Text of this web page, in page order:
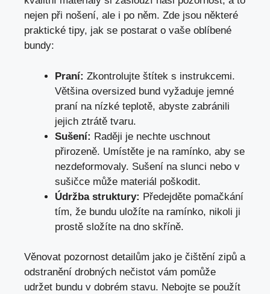
nejen při nošení, ale i po něm. Zde jsou některé
praktické tipy, jak se ⁣postarat o vaše oblíbené
bundy:
Praní: Zkontrolujte štítek s instrukcemi.
Většina oversized bund vyžaduje jemné
praní na nízké teplotě, abyste‌ zabránili
jejich ztrátě tvaru.
Sušení: Raději je nechte uschnout
přirozeně. Umístěte je na ramínko, aby se
nezdeformovaly. Sušení na slunci nebo v
sušičce může materiál poškodit.
Údržba struktury: Předejděte ⁤pomačkání
tím, že bundu uložíte na ramínko, nikoli​ ji
prostě složíte na dno ⁣skříně.
Věnovat pozornost detailům jako⁣ je čištění zipů a
odstranění drobných nečistot vám pomůže
udržet bundu v dobrém stavu. Nebojte se použít